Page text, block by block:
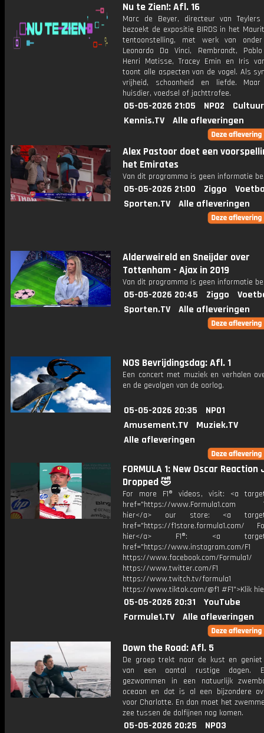
Nu te Zien!: Afl. 16
Marc de Beyer, directeur van Teylers
bezoekt de expositie BIRDS in het
tentoonstelling, met werk van
Leonardo Da Vinci, Rembrandt,
Henri Matisse, Tracey Emin en Iris
toont alle aspecten van de vogel. Als
vrijheid, schoonheid en liefde.
huisdier, voedsel of jachttrofee.
05-05-2026 21:05 NPO2
Kennis.TV
Alle afleveringen
Alex Pastoor doet een
het Emirates
Van dit programma is geen informatie
05-05-2026 21:00 Ziggo
Sporten.TV
Alle afleveringen
Alderweireld en Sneijder over
Tottenham - Ajax in 2019
Van dit programma is geen informatie
05-05-2026 20:45 Ziggo
Sporten.TV
Alle afleveringen
NOS Bevrijdingsdag: Afl. 1
Een concert met muziek en verhalen
en de gevolgen van de oorlog.
05-05-2026 20:35
NPO1
Amusement.TV
Muziek.TV
Alle afleveringen
FORMULA 1: New Oscar Reaction
Dropped 🤣
For more F1® videos, visit: <a
href="https://www.Formula1.com
hier</a> our store: <a
href="https://f1store.formula1.com/
hier</a> F1®: <a
href="https://www.instagram.com/F1
https://www.facebook.com/Formula1/
https://www.twitter.com/F1
https://www.twitch.tv/formula1
https://www.tiktok.com/@f1 #F1">Klik
05-05-2026 20:31
YouTube
Formule1.TV
Alle afleveringen
Down the Road: Afl. 5
De groep trekt naar de kust en
van een aantal rustige dagen.
gezwommen in een natuurlijk
oceaan en dat is al een bijzondere
voor Charlotte. En dan moet het
zee tussen de dolfijnen nog komen.
05-05-2026 20:25 NPO3